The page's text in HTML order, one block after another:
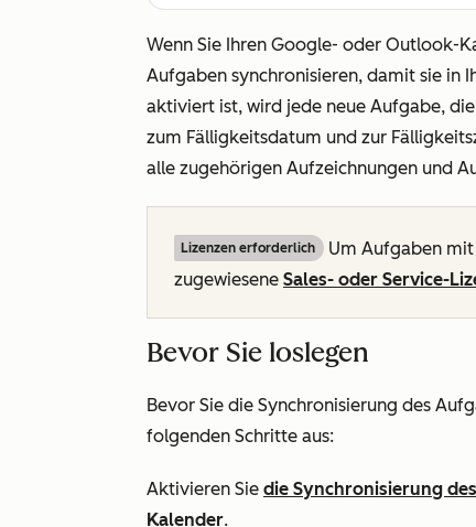
Wenn Sie Ihren Google- oder Outlook-
Aufgaben synchronisieren, damit sie in
aktiviert ist, wird jede neue Aufgabe,
zum Fälligkeitsdatum und zur
alle zugehörigen Aufzeichnungen und
Lizenzen erforderlich
Um Aufgaben
zugewiesene Sales- oder Service-
Bevor Sie loslegen
Bevor Sie die Synchronisierung des
folgenden Schritte aus:
Aktivieren Sie die Synchronisierung
Kalender.